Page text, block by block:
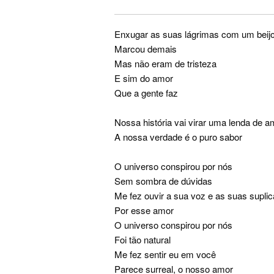
Enxugar as suas lágrimas com um
Marcou demais
Mas não eram de tristeza
E sim do amor
Que a gente faz
Nossa história vai virar uma lenda de
A nossa verdade é o puro sabor
O universo conspirou por nós
Sem sombra de dúvidas
Me fez ouvir a sua voz e as suas
Por esse amor
O universo conspirou por nós
Foi tão natural
Me fez sentir eu em você
Parece surreal, o nosso amor